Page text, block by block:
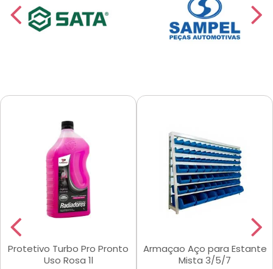
Protetivo Turbo Pro Pronto
Uso Rosa 1l
Armaçao Aço para Estante
Mista 3/5/7